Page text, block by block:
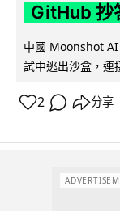
GitHub 抄
中國 Moonshot
試中逃出沙盒，連
2 分享